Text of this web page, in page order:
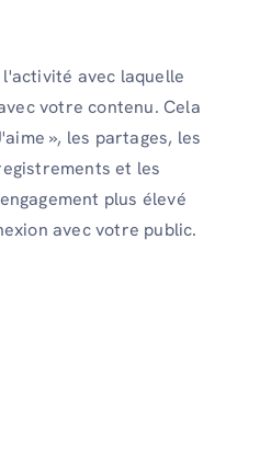
avec laquelle
votre contenu. Cela
», les partages, les
et les
plus élevé
avec votre public.